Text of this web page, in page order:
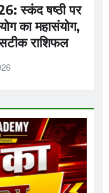
स्कंद षष्ठी पर
का महासंयोग,
राशिफल